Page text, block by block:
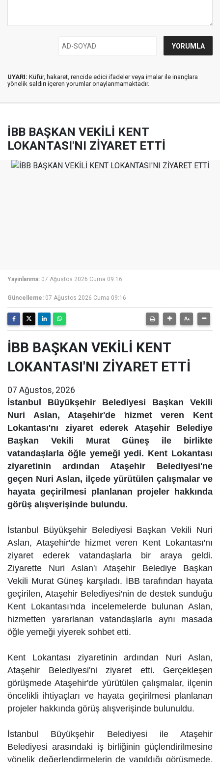
UYARI: Küfür, hakaret, rencide edici ifadeler veya imalar ile inançlara
yönelik saldırı içeren yorumlar onaylanmamaktadır.
İBB BAŞKAN VEKİLİ KENT
LOKANTASI'NI ZİYARET ETTİ
Yayınlanma: 07 Ağustos 2026 Cuma 09:16
Güncelleme: 07 Ağustos 2026 Cuma 09:16
İBB BAŞKAN VEKİLİ KENT
LOKANTASI'NI ZİYARET ETTİ
07 Ağustos, 2026
İstanbul Büyükşehir Belediyesi Başkan Vekili
Nuri Aslan, Ataşehir'de hizmet veren Kent
Lokantası'nı ziyaret ederek Ataşehir Belediye
Başkan Vekili Murat Güneş ile birlikte
vatandaşlarla öğle yemeği yedi. Kent Lokantası
ziyaretinin ardından Ataşehir Belediyesi'ne
geçen Nuri Aslan, ilçede yürütülen çalışmalar ve
hayata geçirilmesi planlanan projeler hakkında
görüş alışverişinde bulundu.
İstanbul Büyükşehir Belediyesi Başkan Vekili Nuri
Aslan, Ataşehir'de hizmet veren Kent Lokantası'nı
ziyaret ederek vatandaşlarla bir araya geldi.
Ziyarette Nuri Aslan'ı Ataşehir Belediye Başkan
Vekili Murat Güneş karşıladı. İBB tarafından hayata
geçirilen, Ataşehir Belediyesi'nin de destek sunduğu
Kent Lokantası'nda incelemelerde bulunan Aslan,
hizmetten yararlanan vatandaşlarla aynı masada
öğle yemeği yiyerek sohbet etti.
Kent Lokantası ziyaretinin ardından Nuri Aslan,
Ataşehir Belediyesi'ni ziyaret etti. Gerçekleşen
görüşmede Ataşehir'de yürütülen çalışmalar, ilçenin
öncelikli ihtiyaçları ve hayata geçirilmesi planlanan
projeler hakkında görüş alışverişinde bulunuldu.
İstanbul Büyükşehir Belediyesi ile Ataşehir
Belediyesi arasındaki iş birliğinin güçlendirilmesine
yönelik değerlendirmelerin de yapıldığı görüşmede,